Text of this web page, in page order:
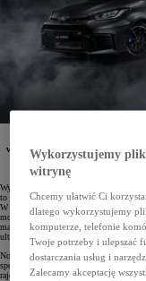
w limitowanych wersjach
się od 279 900 zł. Nadwyżka z
Wyjątkowy hot hatch Toyoty – GR
to jeden z ostatnich modeli na rynku o
W 2024 roku zaprezentowano
momencie obrotowym (390 Nm) i
manualną lub z automatyczną 8-
ultraszybkimi zmianami przełożeń. Od
Nowy GR Yaris ma lekkie, 3-drzwiowe
sportowymi akcentami, a kokpit został
rajdowych i wyścigowych świata.
Wykorzystujemy
witrynę
Chcemy ułatwić Ci
dlatego wykorzystujemy
komputerze, telefonie
Twoje potrzeby i ulepszać
dostarczania usług i
Zalecamy akceptację